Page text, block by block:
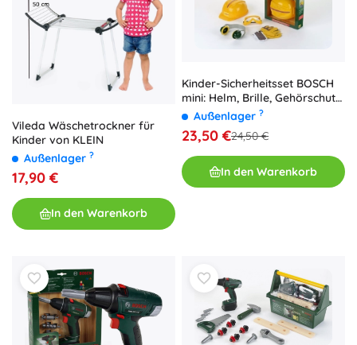
Vileda Wäschetrockner für
Kinder von KLEIN
Außenlager ?
17,90 €
In den Warenkorb
Kinder-Sicherheitsset BOSCH
mini: Helm, Brille, Gehörschutz
und Handschuhe von Klein
Außenlager ?
23,50 €24,50 €
In den Warenkorb